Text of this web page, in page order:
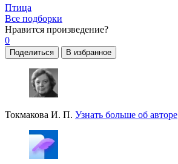
Птица
Все подборки
Нравится произведение?
0
Поделиться В избранное
Токмакова И. П. Узнать больше об авторе